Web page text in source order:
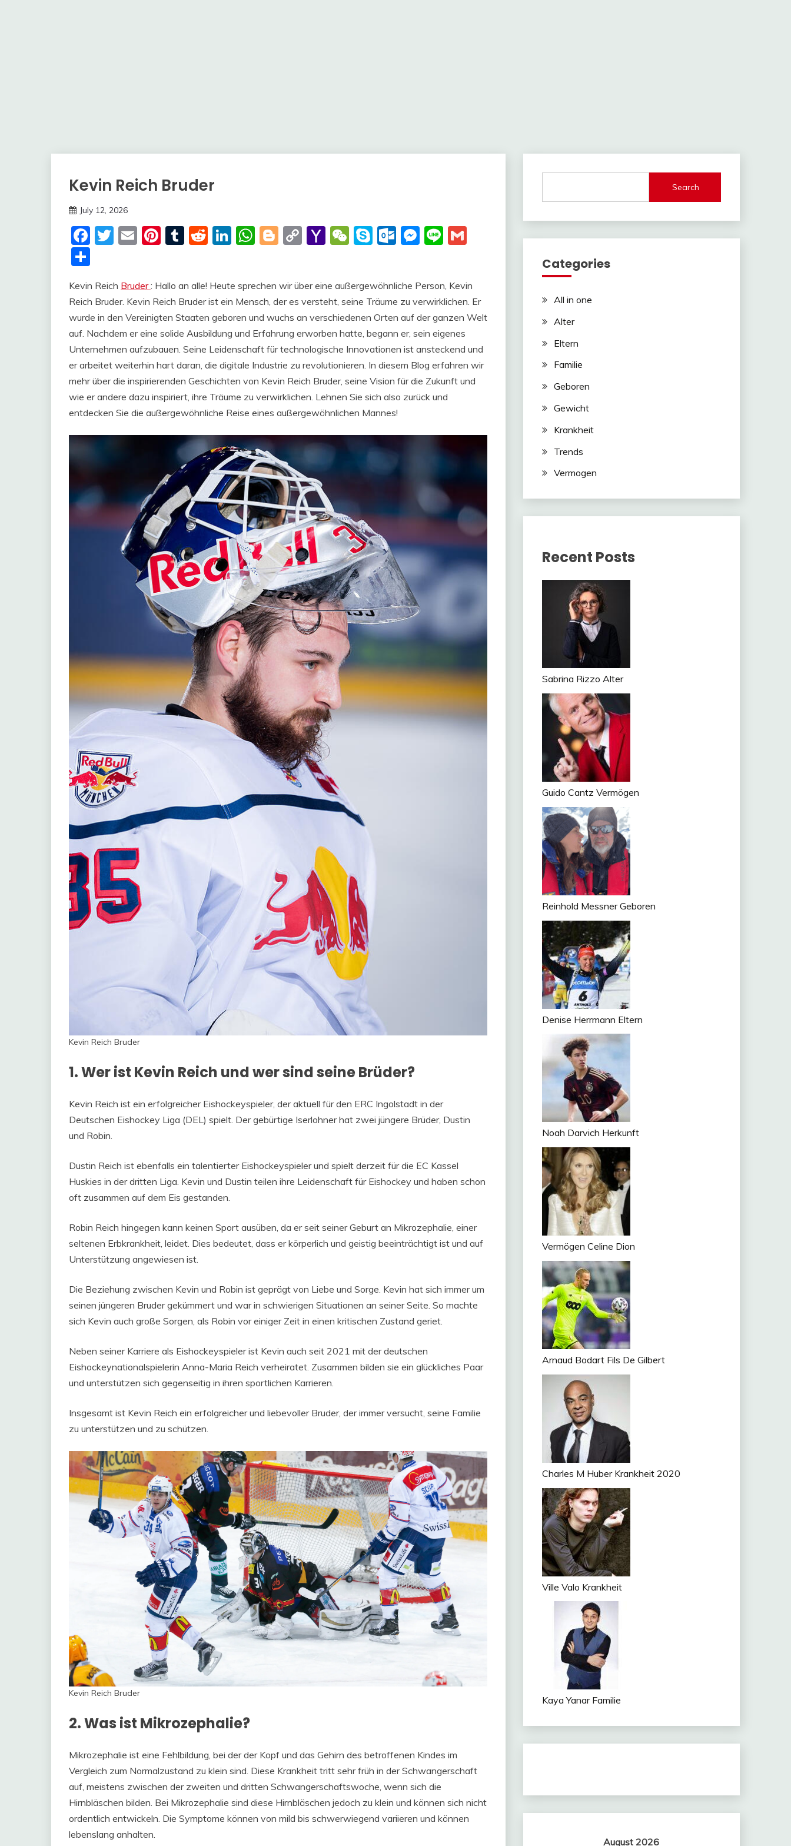
Trends
Kevin Reich Bruder
July 12, 2026
Facebook
Twitter
EmailPinterest
Tumblr
Reddit
LinkedIn
WhatsApp
Blogger
CopyYahoo
WeChat
SkypeOutlook.com
Messenger
Line
Kevin Reich Bruder: Hallo an alle! Heute sprechen wir über eine außergewöhnliche Person, Kevin
Reich Bruder. Kevin Reich Bruder ist ein Mensch, der es versteht, seine Träume zu verwirklichen. Er
wurde in den Vereinigten Staaten geboren und wuchs an verschiedenen Orten auf der ganzen Welt
auf. Nachdem er eine solide Ausbildung und Erfahrung erworben hatte, begann er, sein eigenes
Unternehmen aufzubauen. Seine Leidenschaft für technologische Innovationen ist ansteckend und
er arbeitet weiterhin hart daran, die digitale Industrie zu revolutionieren. In diesem Blog erfahren wir
mehr über die inspirierenden Geschichten von Kevin Reich Bruder, seine Vision für die Zukunft und
wie er andere dazu inspiriert, ihre Träume zu verwirklichen. Lehnen Sie sich also zurück und
entdecken Sie die außergewöhnliche Reise eines außergewöhnlichen Mannes!
Kevin Reich Bruder
1. Wer ist Kevin Reich und wer sind seine Brüder?
Kevin Reich ist ein erfolgreicher Eishockeyspieler, der aktuell für den ERC Ingolstadt in der
Deutschen Eishockey Liga (DEL) spielt. Der gebürtige Iserlohner hat zwei jüngere Brüder, Dustin
und Robin.
Dustin Reich ist ebenfalls ein talentierter Eishockeyspieler und spielt derzeit für die EC Kassel
Huskies in der dritten Liga. Kevin und Dustin teilen ihre Leidenschaft für Eishockey und haben schon
oft zusammen auf dem Eis gestanden.
Robin Reich hingegen kann keinen Sport ausüben, da er seit seiner Geburt an Mikrozephalie, einer
seltenen Erbkrankheit, leidet. Dies bedeutet, dass er körperlich und geistig beeinträchtigt ist und auf
Unterstützung angewiesen ist.
Die Beziehung zwischen Kevin und Robin ist geprägt von Liebe und Sorge. Kevin hat sich immer um
seinen jüngeren Bruder gekümmert und war in schwierigen Situationen an seiner Seite. So machte
sich Kevin auch große Sorgen, als Robin vor einiger Zeit in einen kritischen Zustand geriet.
Neben seiner Karriere als Eishockeyspieler ist Kevin auch seit 2021 mit der deutschen
Eishockeynationalspielerin Anna-Maria Reich verheiratet. Zusammen bilden sie ein glückliches Paar
und unterstützen sich gegenseitig in ihren sportlichen Karrieren.
Insgesamt ist Kevin Reich ein erfolgreicher und liebevoller Bruder, der immer versucht, seine Familie
zu unterstützen und zu schützen.
Kevin Reich Bruder
2. Was ist Mikrozephalie?
Mikrozephalie ist eine Fehlbildung, bei der der Kopf und das Gehirn des betroffenen Kindes im
Vergleich zum Normalzustand zu klein sind. Diese Krankheit tritt sehr früh in der Schwangerschaft
auf, meistens zwischen der zweiten und dritten Schwangerschaftswoche, wenn sich die
Hirnbläschen bilden. Bei Mikrozephalie sind diese Hirnbläschen jedoch zu klein und können sich nicht
ordentlich entwickeln. Die Symptome können von mild bis schwerwiegend variieren und können
lebenslang anhalten.
Search
Categories
All in one
Alter
Eltern
Familie
Geboren
Gewicht
Krankheit
Trends
Vermogen
Recent Posts
Sabrina Rizzo Alter
Guido Cantz Vermögen
Reinhold Messner Geboren
Denise Herrmann Eltern
Noah Darvich Herkunft
Vermögen Celine Dion
Arnaud Bodart Fils De Gilbert
Charles M Huber Krankheit 2020
Ville Valo Krankheit
Kaya Yanar Familie
August 2026